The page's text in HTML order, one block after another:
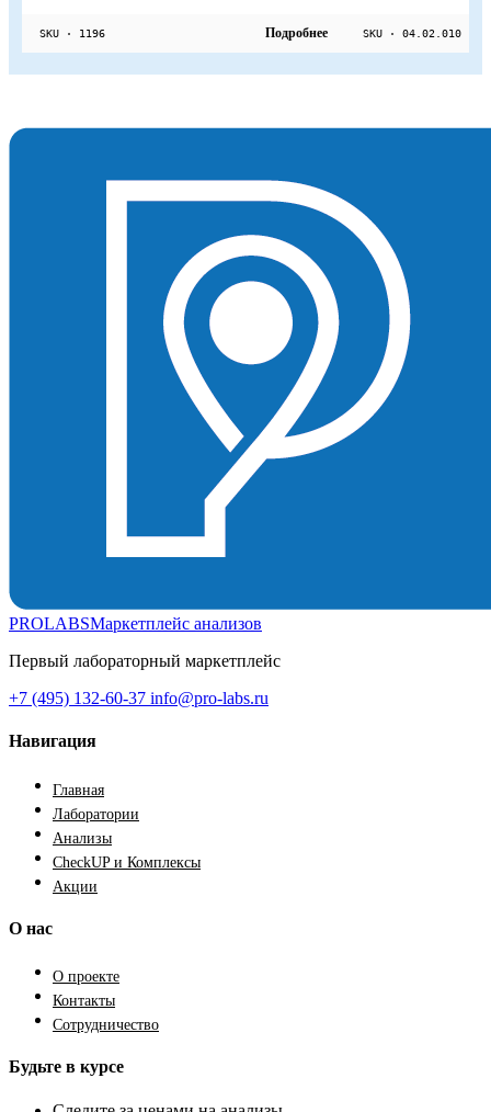
SKU · 1196 Подробнее SKU · 04.02.010
PROLABSМаркетплейс анализов
Первый лабораторный маркетплейс
+7 (495) 132-60-37 info@pro-labs.ru
Навигация
Главная
Лаборатории
Анализы
CheckUP и Комплексы
Акции
О нас
О проекте
Контакты
Сотрудничество
Будьте в курсе